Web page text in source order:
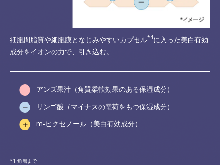
細胞間脂質や細胞膜となじみやすいカプセル*4に入った美白有効
成分をイオンの力で、引き込む。
アンズ果汁（角質柔軟効果のある保湿成分）
リンゴ酸（マイナスの電荷をもつ保湿成分）
m-ピクセノール（美白有効成分）
角層まで